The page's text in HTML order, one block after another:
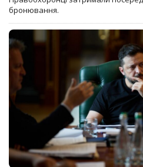
бронювання.